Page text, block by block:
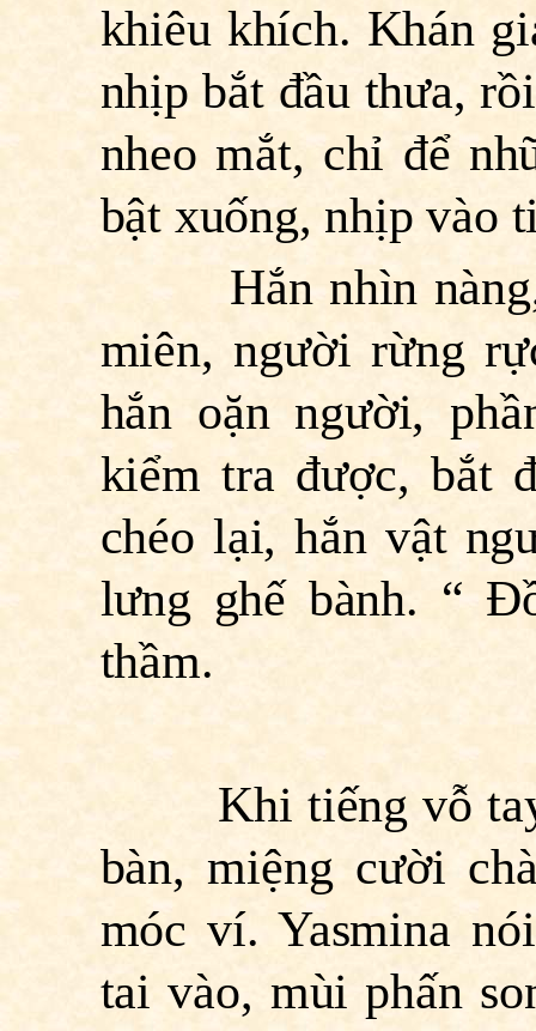
khiêu khích. Khán
nhịp bắt đầu thưa,
nheo mắt, chỉ để
bật xuống, nhịp vào
Hắn nhìn nàng,
miên, người rừng
hắn oặn người,
kiểm tra được, bắt
chéo lại, hắn vật
lưng ghế bành. “
thầm.
Khi tiếng vỗ tay
bàn, miệng cười
móc ví. Yasmina
tai vào, mùi phấn